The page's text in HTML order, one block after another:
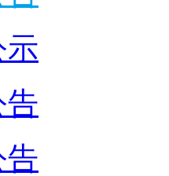
示
告
告